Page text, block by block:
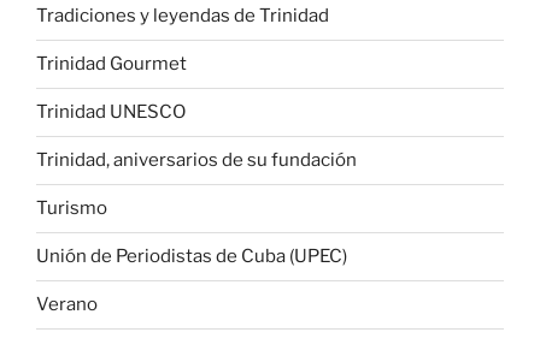
Tradiciones y leyendas de Trinidad
Trinidad Gourmet
Trinidad UNESCO
Trinidad, aniversarios de su fundación
Turismo
Unión de Periodistas de Cuba (UPEC)
Verano